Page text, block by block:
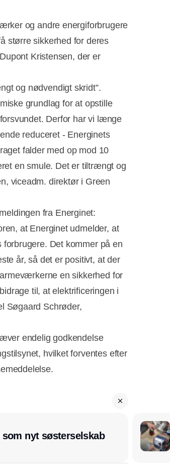
og andre energiforbrugere
større sikkerhed for deres
Kristensen, der er
og nødvendigt skridt”.
grundlag for at opstille
Derfor har vi længe
reduceret - Energinets
falder med op mod 10
en smule. Det er tiltrængt og
viceadm. direktør i Green
fra Energinet:
at Energinet udmelder, at
Det kommer på en
år, så det er positivt, at der
en sikkerhed for
til, at elektrificeringen i
Søgaard Schrøder,
endelig godkendelse
hvilket forventes efter
nyt søsterselskab